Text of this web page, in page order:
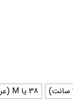
38 یا M (عرض 46سانت)